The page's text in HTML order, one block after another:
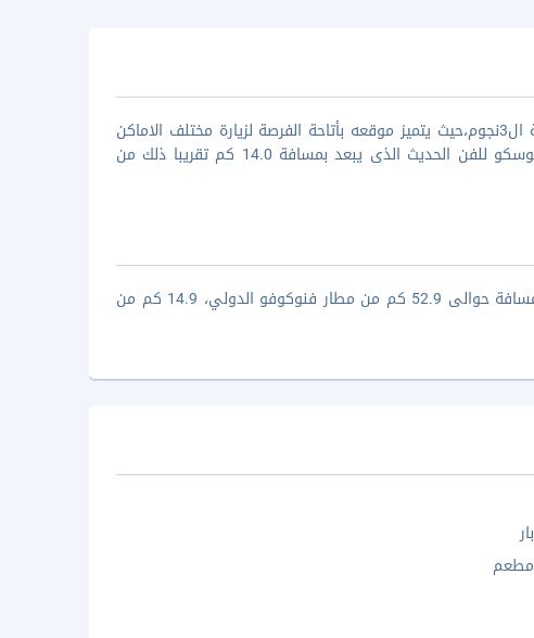
يعد فندق ماكسيما سلافيا من أجمل الفنادق فى مدينة موسكو ذات فئة ال3نجوم،حيث يتميز موقعه بأتاحة الفرصة لزيارة مختلف الاماكن
السياحية والترفيهية المشهورة بالمدينة والتى تتمثل فى زيارة متحف موسكو للفن الحديث الذى يبعد بمسافة 14.0 كم تقريبا ذلك من
يقع فندق ماكسيما سلافيا فى قلب وسط مدينة موسكو حيث انه يبعد مسافة حوالى 52.9 كم من مطار فنوكوفو الدولي، 14.9 كم من
بار
مطعم